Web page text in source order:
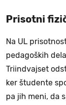
Prisotni
Na UL
pedagoških
Triindvajset
ker študente
pa jih meni, da